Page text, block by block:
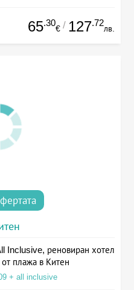
65.30
€ / 127.72
лв.
Inclusive, реновиран хотел
плажа в Китен
+ all inclusive